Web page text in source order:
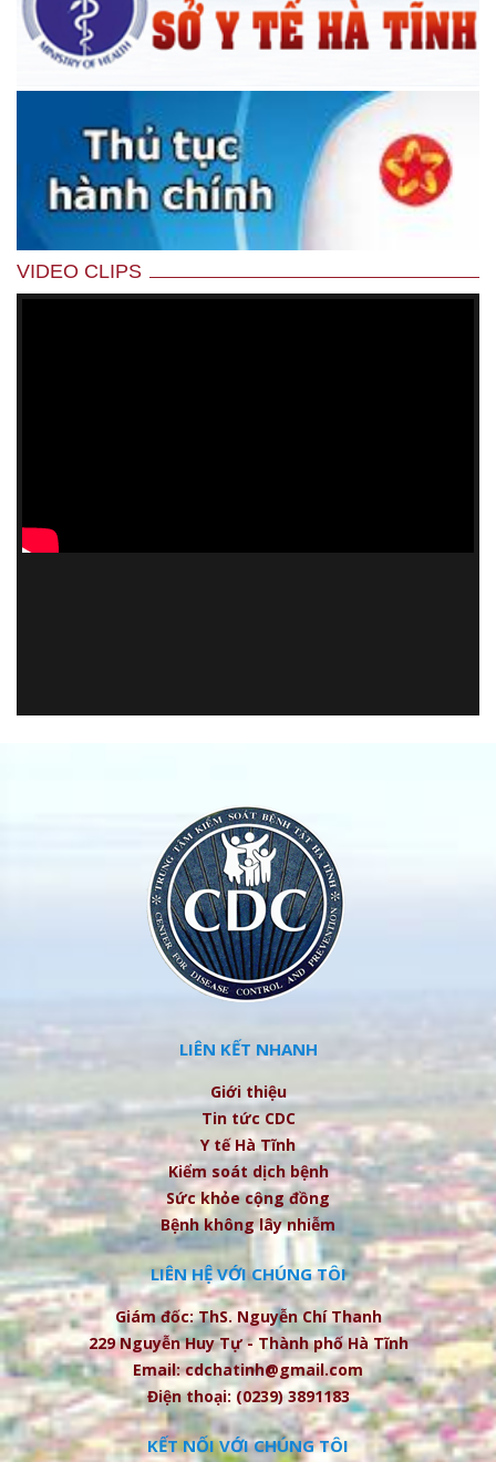
VIDEO CLIPS
LIÊN KẾT NHANH
Giới thiệu
Tin tức CDC
Y tế Hà Tĩnh
Kiểm soát dịch bệnh
Sức khỏe cộng đồng
Bệnh không lây nhiễm
LIÊN HỆ VỚI CHÚNG TÔI
Giám đốc: ThS. Nguyễn Chí Thanh
229 Nguyễn Huy Tự - Thành phố Hà Tĩnh
Email: cdchatinh@gmail.com
Điện thoại: (0239) 3891183
KẾT NỐI VỚI CHÚNG TÔI